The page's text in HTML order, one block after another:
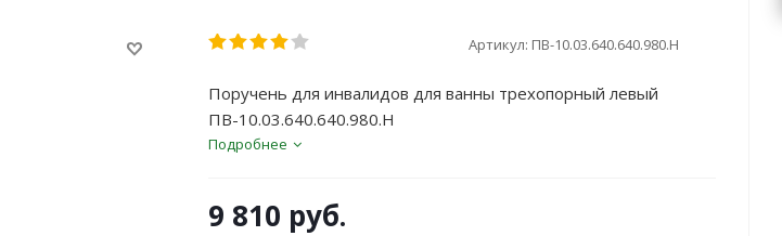
Артикул: ПВ-10.03.640.640.980.Н
Поручень для инвалидов для ванны трехопорный левый
ПВ-10.03.640.640.980.Н
Подробнее
9 810 руб.